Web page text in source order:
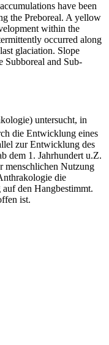
have been
the Preboreal. A yellow
within the
occurred along
glaciation. Slope
Subboreal and Sub-
untersucht, in
die Entwicklung eines
zur Entwicklung des
dem 1. Jahrhundert u.Z.
menschlichen Nutzung
die
den Hangbestimmt.
ist.